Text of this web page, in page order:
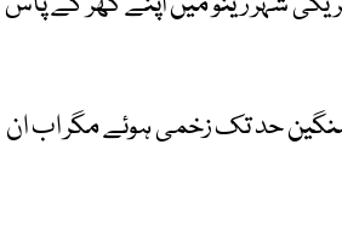
حد تک زخمی ہوئے مگر اب ان